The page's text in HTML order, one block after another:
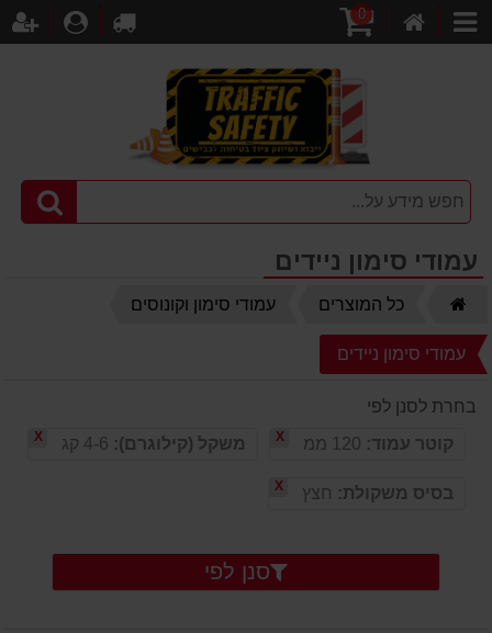
קטגוריות
קניות
0
לקופה
עמודי סימון ניידים
כל המוצרים עמודי סימון וקונוסים
עמודי סימון ניידים
בחרת לסנן לפי
קוטר עמוד:
X משקל (קילוגרם): X
בסיס משקולת: חצץ X
סנן לפי